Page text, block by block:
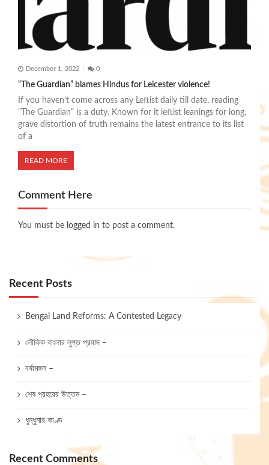
December 1, 2022 0
“The Guardian” blames Hindus for Leicester violence!
If you haven’t come across any Leftist daily till date, reading
“The Guardian” is a duty. Known for it leftist leanings for long,
grave distortion of truth remains the latest entrance to its list
of a
READ MORE
Comment Here
You must be logged in to post a comment.
Recent Posts
Bengal Land Reforms: A Contested Legacy
লৌকিক বাংলার লুপ্ত প্রবাদ –
বর্ষামঙ্গল –
শেষ প্রহরের উত্তম –
ধুন্ধুমার কাণ্ড
Recent Comments